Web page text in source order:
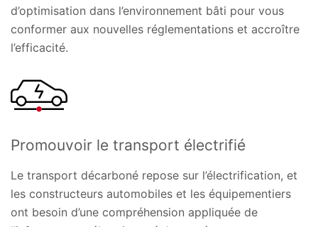
d’optimisation dans l’environnement bâti pour vous
conformer aux nouvelles réglementations et accroître
l’efficacité.
Promouvoir le transport électrifié
Le transport décarboné repose sur l’électrification, et
les constructeurs automobiles et les équipementiers
ont besoin d’une compréhension appliquée de